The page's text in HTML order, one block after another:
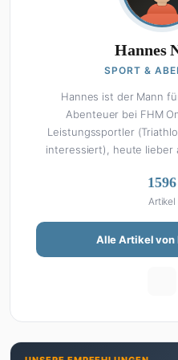
Hannes
SPORT &
Hannes ist der Mann
Abenteuer bei FHM
Leistungssportler
interessiert), heute lieber
Wissen über Sport ist
Bundesliga-Analyse, Formel
Hannes liefert fundierte
Leidenschaft eines
nur die halbe Miete:
Seite. Wenn Hannes mal
1596
Artikel
Alle Artikel von